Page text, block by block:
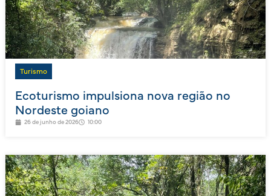
Turismo
Ecoturismo impulsiona nova região no
Nordeste goiano
26 de junho de 2026 10:00